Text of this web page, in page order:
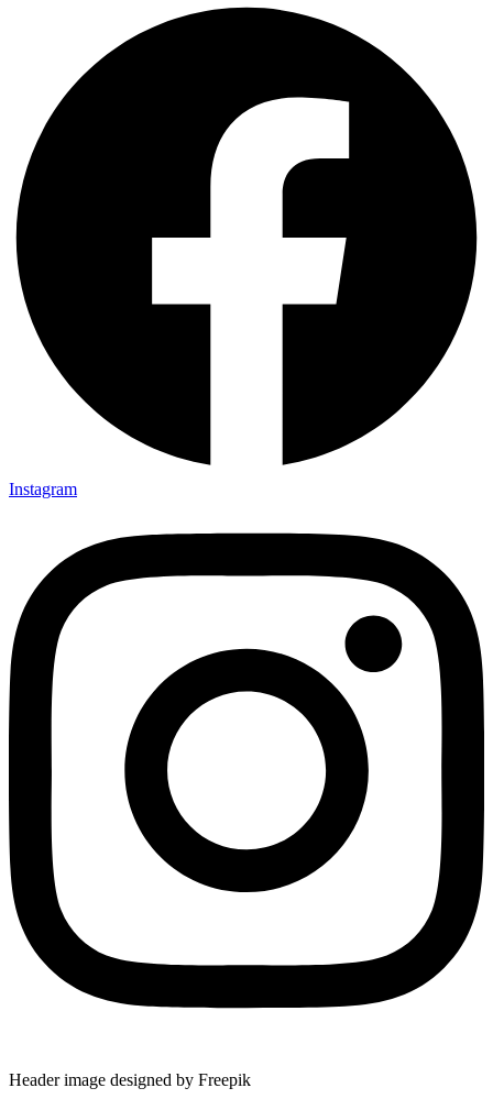
Instagram
Header image designed by Freepik